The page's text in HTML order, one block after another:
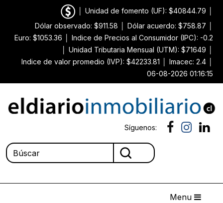
Unidad de fomento (UF): $40844.79
Dólar observado: $911.58
Dólar acuerdo: $758.87
Euro: $1053.36
Indice de Precios al Consumidor (IPC): -0.2
Unidad Tributaria Mensual (UTM): $71649
Indice de valor promedio (IVP): $42233.81
Imacec: 2.4
06-08-2026 01:16:15
Síguenos:
Menu